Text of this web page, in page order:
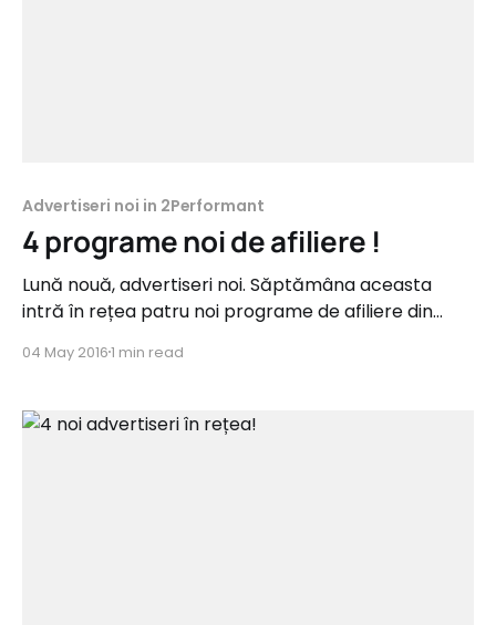
Advertiseri noi in 2Performant
4 programe noi de afiliere !
Lună nouă, advertiseri noi. Săptămâna aceasta
intră în rețea patru noi programe de afiliere din
Muzică&Film. henderson.ro Tip campanie:
3 ron Perioada de recurență: 2 luni Feed de produse:
04 May 20161 min read